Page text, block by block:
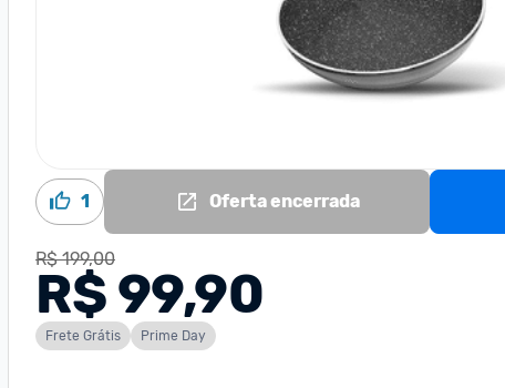
1 Oferta encerrada
R$ 199,00
R$ 99,90
Frete Grátis Prime Day